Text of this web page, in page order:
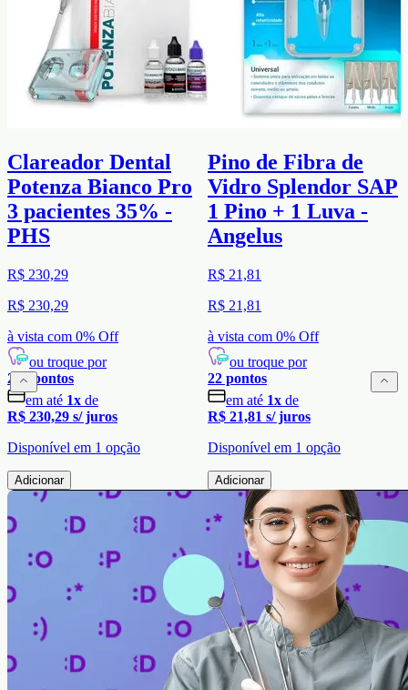
Clareador Dental
Potenza Bianco Pro
3 pacientes 35% -
PHS
R$ 230,29
R$ 230,29
à vista com 0% Off
ou troque por
230 pontos
em até 1x de
R$ 230,29 s/ juros
Disponível em 1 opção
Adicionar
Pino de Fibra de
Vidro Splendor SAP
1 Pino + 1 Luva -
Angelus
R$ 21,81
R$ 21,81
à vista com 0% Off
ou troque por
22 pontos
em até 1x de
R$ 21,81 s/ juros
Disponível em 1 opção
Adicionar